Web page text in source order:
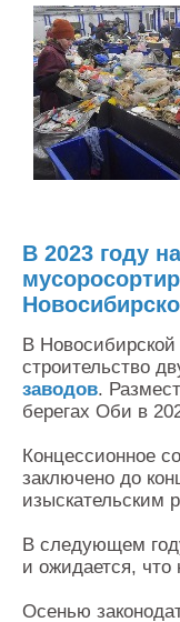
О нас
В 2023 году
В Новосибирской
строительство
заводов.
берегах Оби в
Концессионное
заключено до
изыскательским
В следующем
и ожидается, что
Осенью